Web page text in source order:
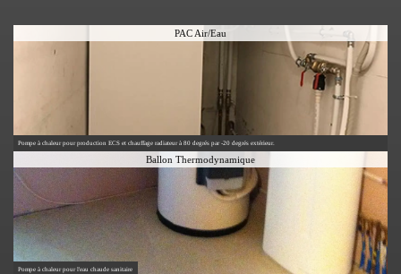
PAC Air/Eau
Pompe à chaleur pour production ECS et chauffage radiateur à 80 degrés par -20 degrés extérieur.
Ballon Thermodynamique
Pompe à chaleur pour l'eau chaude sanitaire